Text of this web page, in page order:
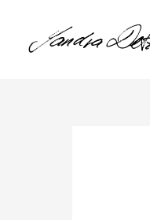
springen